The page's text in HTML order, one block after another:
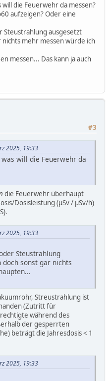
will die Feuerwehr da messen?
aufzeigen? Oder eine
Steustrahlung ausgesetzt
mehr messen würde ich
messen... Das kann ja auch
#3
2025, 19:33
will die Feuerwehr da
die Feuerwehr überhaupt
Dosisleistung (µSv / µSv/h)
2025, 19:33
Steustrahlung
sonst gar nichts
Streustrahlung ist
(Zutritt für
während des
der gesperrten
beträgt die Jahresdosis < 1
2025, 19:33